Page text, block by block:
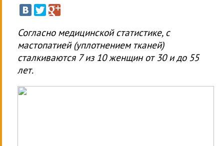
Согласно медицинской статистике, с
мастопатией (уплотнением тканей)
сталкиваются 7 из 10 женщин от 30 и до 55
лет.